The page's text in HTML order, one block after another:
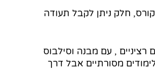
חלק ניתן לקבל תעודה
, עם מבנה וסילבוס
מסורתיים אבל דרך